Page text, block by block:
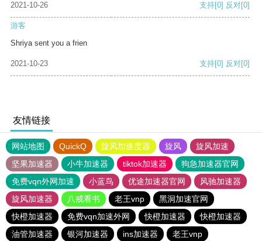
2021-10-26 支持[0] 反对[0]
游客
Shriya sent you a frien
2021-10-23 支持[0] 反对[0]
友情链接
网站地图 QuickQ 旋风加速度器 旋风
旋风加速
坚果加速器
小牛加速器 tiktok加速器
狗急加速器官网
免费vqn外网加速
小蓝鸟 优途加速器官网
风驰加速器
旋风加速器
八戒看书 老王vnp
黑洞加速官网
快橙加速器
免费vqn加速外网 快橙加速器
快橙加速器
油管加速器
银河加速器 ins加速器 老王vnp